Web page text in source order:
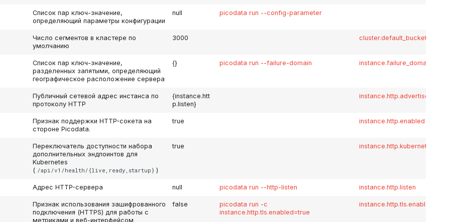
Список пар ключ-значение,
определяющий параметры конфигурации
null picodata run --config-parameter
Число сегментов в кластере по
умолчанию
3000 cluster.default_bucket_count
Список пар ключ-значение,
разделенных запятыми, определяющий
географическое расположение сервера
{} picodata run --failure-domain instance.failure_domain
Публичный сетевой адрес инстанса по
протоколу HTTP
{instance.htt
p.listen}
instance.http.advertise
Признак поддержки HTTP-сокета на
стороне Picodata.
true instance.http.enabled
Переключатель доступности набора
дополнительных эндпоинтов для
Kubernetes
( /api/v1/health/{live,ready,startup} )
true
Адрес HTTP-сервера null picodata run --http-listen instance.http.listen
Признак использования зашифрованного
подключения (HTTPS) для работы с
метриками и веб-интерфейсом
false
picodata run -c
instance.http.tls.enabled=true
instance.http.tls.enabled